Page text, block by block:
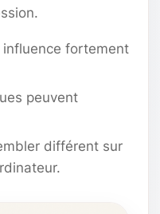
influence fortement
peuvent
différent sur